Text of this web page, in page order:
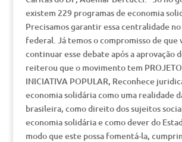
existem 229 programas de economia
Precisamos garantir essa centralidade
federal. Já temos o compromisso de que
continuar esse debate após a aprovação
reiterou que o movimento tem PROJETO
INICIATIVA POPULAR, Reconhece
economia solidária como uma realidade
brasileira, como direito dos sujeitos
economia solidária e como dever do
modo que este possa fomentá-la,